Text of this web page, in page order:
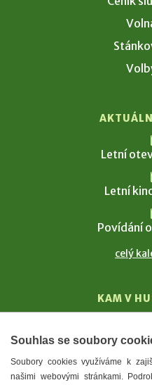
Letní
Letní
Povídání
celý
KAM V
T. G.
Souhlas se soubory
Soubory cookies využíváme k
našimi webovými stránkami.